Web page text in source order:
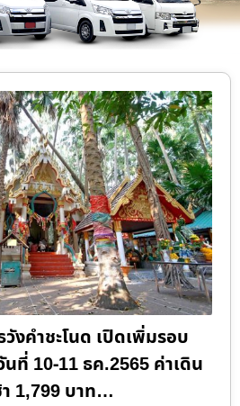
งคำชะโนด เปิดเพิ่มรอบ
ที่ 10-11 ธค.2565 ค่าเดิน
1,799 บาท…